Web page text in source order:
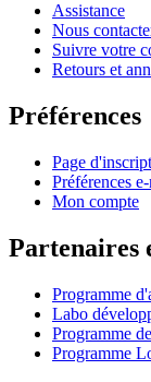
Assistance
Nous
Suivre votre
Retours et
Préférences
Page
Préférences
Mon compte
Partenaires
Programme
Labo
Programme
Programme